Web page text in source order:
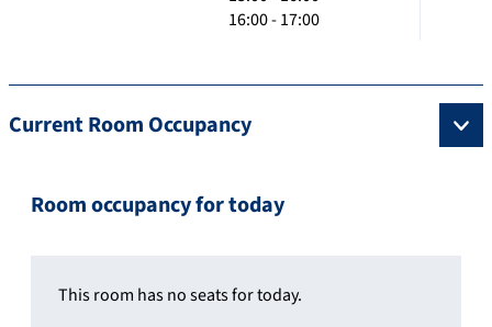
16:00 - 17:00
Current Room Occupancy
Room occupancy for today
This room has no seats for today.